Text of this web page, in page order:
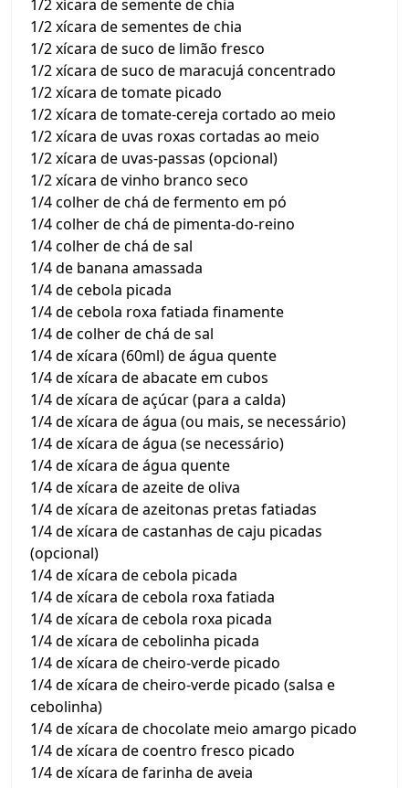
1/2 xícara de semente de chia
1/2 xícara de sementes de chia
1/2 xícara de suco de limão fresco
1/2 xícara de suco de maracujá concentrado
1/2 xícara de tomate picado
1/2 xícara de tomate-cereja cortado ao meio
1/2 xícara de uvas roxas cortadas ao meio
1/2 xícara de uvas-passas (opcional)
1/2 xícara de vinho branco seco
1/4 colher de chá de fermento em pó
1/4 colher de chá de pimenta-do-reino
1/4 colher de chá de sal
1/4 de banana amassada
1/4 de cebola picada
1/4 de cebola roxa fatiada finamente
1/4 de colher de chá de sal
1/4 de xícara (60ml) de água quente
1/4 de xícara de abacate em cubos
1/4 de xícara de açúcar (para a calda)
1/4 de xícara de água (ou mais, se necessário)
1/4 de xícara de água (se necessário)
1/4 de xícara de água quente
1/4 de xícara de azeite de oliva
1/4 de xícara de azeitonas pretas fatiadas
1/4 de xícara de castanhas de caju picadas
(opcional)
1/4 de xícara de cebola picada
1/4 de xícara de cebola roxa fatiada
1/4 de xícara de cebola roxa picada
1/4 de xícara de cebolinha picada
1/4 de xícara de cheiro-verde picado
1/4 de xícara de cheiro-verde picado (salsa e
cebolinha)
1/4 de xícara de chocolate meio amargo picado
1/4 de xícara de coentro fresco picado
1/4 de xícara de farinha de aveia